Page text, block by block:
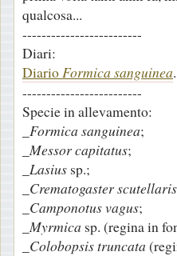
qualcosa...
-------------------------
Diari:
Diario Formica sanguinea.
-------------------------
Specie in allevamento:
Formica sanguinea;
Messor capitatus;
Lasius sp.;
Crematogaster scutellaris
Camponotus vagus;
Myrmica sp. (regina in
Colobopsis truncata